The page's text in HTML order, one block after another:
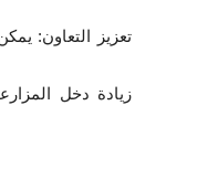
تعزيز التعاون:
زيادة دخل